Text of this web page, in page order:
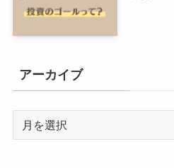
アーカイブ